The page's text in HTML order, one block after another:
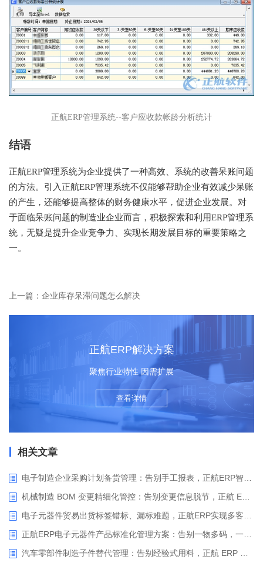
正航ERP管理系统--客户应收款帐龄分析统计
结语
正航ERP管理系统为企业提供了一种高效、系统的改善呆账问题
的方法。引入正航ERP管理系统不仅能够帮助企业有效减少呆账
的产生，还能够提高整体的财务健康水平，促进企业发展。对
于面临呆账问题的制造业企业而言，积极探索和利用ERP管理系
统，无疑是提升企业竞争力、实现长期发展目标的重要策略之
一。
上一篇：企业库存呆滞问题怎么解决
正航ERP解决方案
聚焦行业特性 因需扩展
查看详情
相关文章